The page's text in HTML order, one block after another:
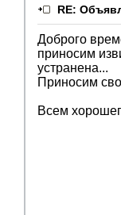
RE:
Доброго
приносим
устранена...
Приносим
Всем